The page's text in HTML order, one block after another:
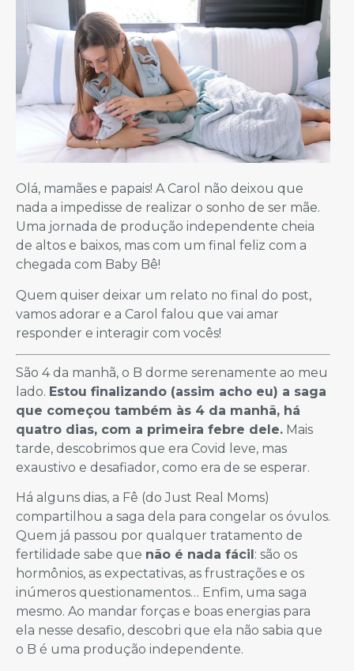
Olá, mamães e papais! A Carol não deixou que
nada a impedisse de realizar o sonho de ser mãe.
Uma jornada de produção independente cheia
de altos e baixos, mas com um final feliz com a
chegada com Baby Bê!
Quem quiser deixar um relato no final do post,
vamos adorar e a Carol falou que vai amar
responder e interagir com vocês!
São 4 da manhã, o B dorme serenamente ao meu
lado. Estou finalizando (assim acho eu) a saga
que começou também às 4 da manhã, há
quatro dias, com a primeira febre dele. Mais
tarde, descobrimos que era Covid leve, mas
exaustivo e desafiador, como era de se esperar.
Há alguns dias, a Fê (do Just Real Moms)
compartilhou a saga dela para congelar os óvulos.
Quem já passou por qualquer tratamento de
fertilidade sabe que não é nada fácil : são os
hormônios, as expectativas, as frustrações e os
inúmeros questionamentos… Enfim, uma saga
mesmo. Ao mandar forças e boas energias para
ela nesse desafio, descobri que ela não sabia que
o B é uma produção independente.